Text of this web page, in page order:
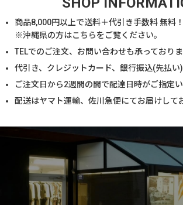
商品8,000円以上で送料＋代引き手数料 無料！
※沖縄県の方はこちらをご覧ください。
TELでのご注文、お問い合わせも承っておりま
代引き、クレジットカード、銀行振込(先払い)
ご注文日から2週間の間で配達日時がご指定い
配送はヤマト運輸、佐川急便にてお届けして